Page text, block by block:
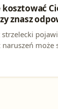
kosztować
znasz
może
i wynika